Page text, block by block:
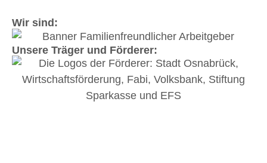
Wir sind:
Unsere Träger und Förderer: